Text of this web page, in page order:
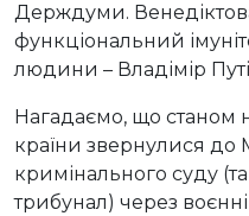
Держдуми.
функціональний
людини – Владімір
Нагадаємо, що станом
країни звернулися до
кримінального суду
трибунал) через